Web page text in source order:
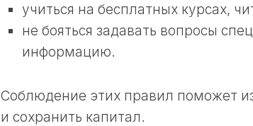
учиться на бесплатных курсах,
не бояться задавать вопросы
информацию.
Соблюдение этих правил поможет
и сохранить капитал.